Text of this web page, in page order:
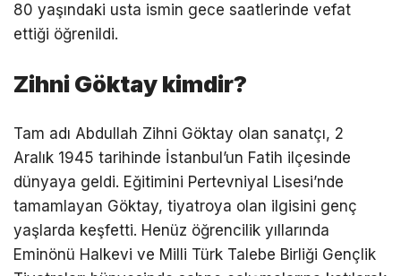
80 yaşındaki usta ismin gece saatlerinde vefat
ettiği öğrenildi.
Zihni Göktay kimdir?
Tam adı Abdullah Zihni Göktay olan sanatçı, 2
Aralık 1945 tarihinde İstanbul’un Fatih ilçesinde
dünyaya geldi. Eğitimini Pertevniyal Lisesi’nde
tamamlayan Göktay, tiyatroya olan ilgisini genç
yaşlarda keşfetti. Henüz öğrencilik yıllarında
Eminönü Halkevi ve Milli Türk Talebe Birliği Gençlik